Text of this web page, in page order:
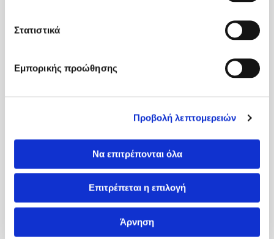
Στατιστικά
Εμπορικής προώθησης
Προβολή λεπτομερειών
Να επιτρέπονται όλα
Επιτρέπεται η επιλογή
Άρνηση